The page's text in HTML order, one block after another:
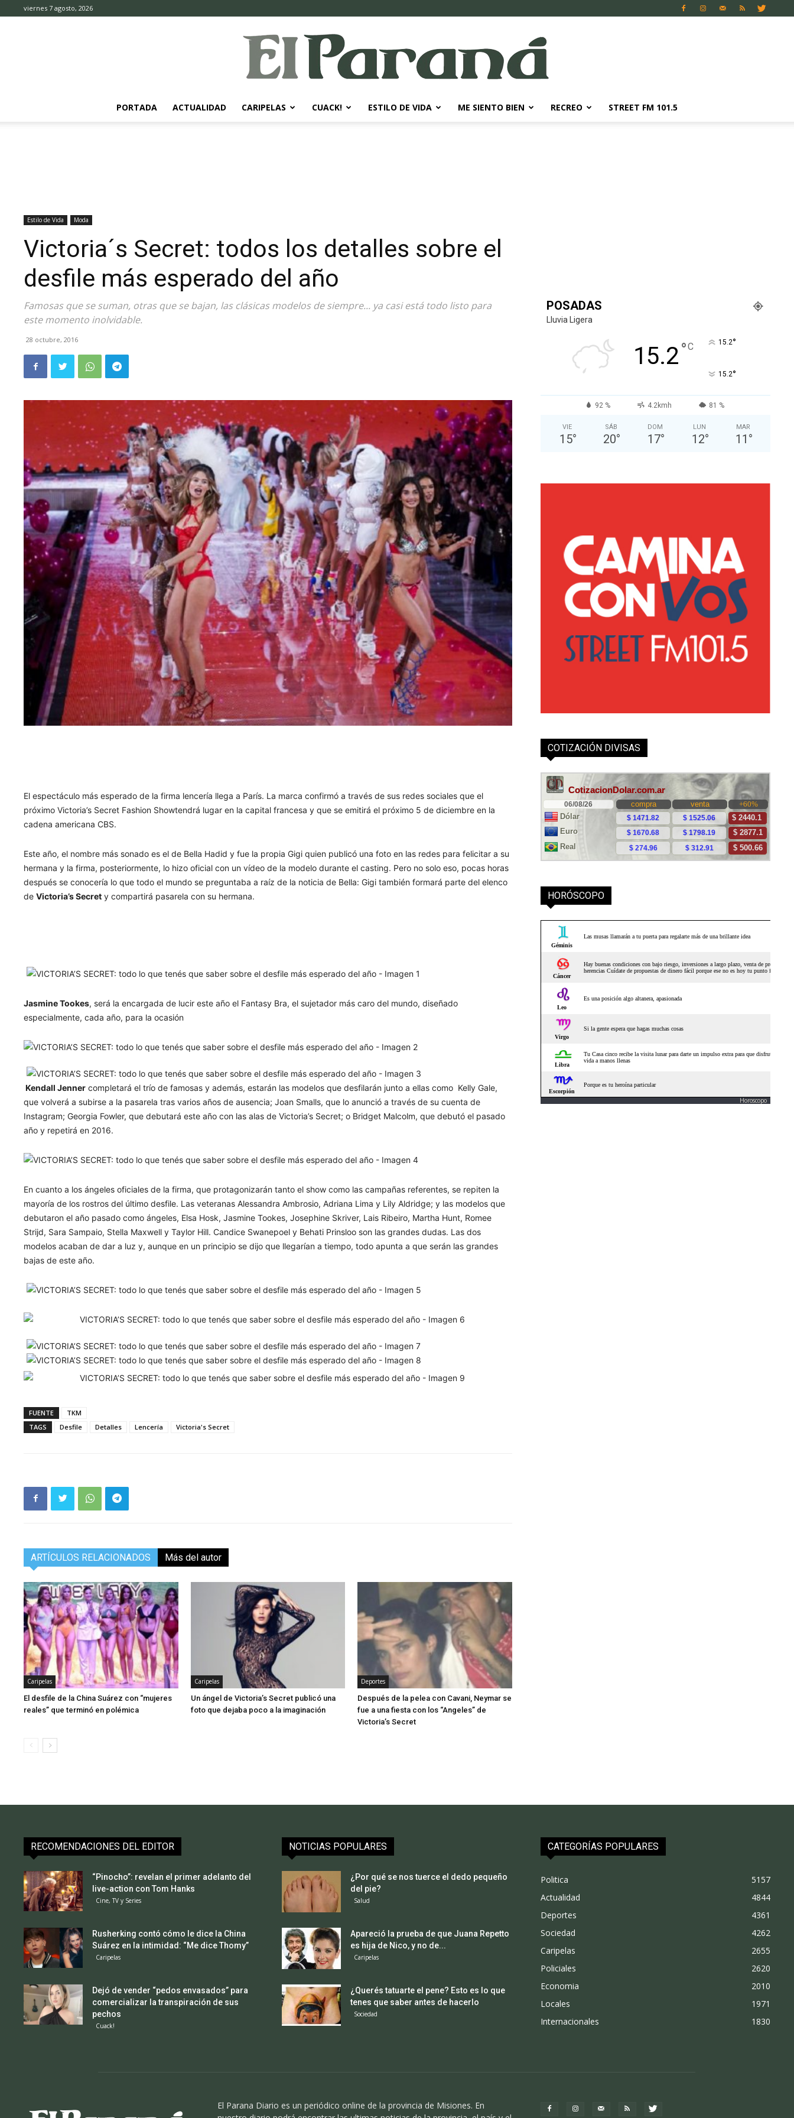
viernes 7 agosto, 2026
PORTADA ACTUALIDAD CARIPELAS CUACK! ESTILO DE VIDA ME SIENTO BIEN RECREO STREET FM 101.5
Estilo de Vida Moda
Victoria´s Secret: todos los detalles sobre el
desfile más esperado del año
Famosas que se suman, otras que se bajan, las clásicas modelos de siempre... ya casi está todo listo para
este momento inolvidable.
28 octubre, 2016
El espectáculo más esperado de la firma lencería llega a París. La marca confirmó a través de sus redes sociales que el
próximo Victoria’s Secret Fashion Showtendrá lugar en la capital francesa y que se emitirá el próximo 5 de diciembre en la
cadena americana CBS.
Este año, el nombre más sonado es el de Bella Hadid y fue la propia Gigi quien publicó una foto en las redes para felicitar a su
hermana y la firma, posteriormente, lo hizo oficial con un vídeo de la modelo durante el casting. Pero no solo eso, pocas horas
después se conocería lo que todo el mundo se preguntaba a raíz de la noticia de Bella: Gigi también formará parte del elenco
deVictoria’s Secret y compartirá pasarela con su hermana.
Jasmine Tookes, será la encargada de lucir este año el Fantasy Bra, el sujetador más caro del mundo, diseñado
especialmente, cada año, para la ocasión
Kendall Jenner completará el trío de famosas y además, estarán las modelos que desfilarán junto a ellas como Kelly Gale,
que volverá a subirse a la pasarela tras varios años de ausencia; Joan Smalls, que lo anunció a través de su cuenta de
Instagram; Georgia Fowler, que debutará este año con las alas de Victoria’s Secret; o Bridget Malcolm, que debutó el pasado
año y repetirá en 2016.
En cuanto a los ángeles oficiales de la firma, que protagonizarán tanto el show como las campañas referentes, se repiten la
mayoría de los rostros del último desfile. Las veteranas Alessandra Ambrosio, Adriana Lima y Lily Aldridge; y las modelos que
debutaron el año pasado como ángeles, Elsa Hosk, Jasmine Tookes, Josephine Skriver, Lais Ribeiro, Martha Hunt, Romee
Strijd, Sara Sampaio, Stella Maxwell y Taylor Hill. Candice Swanepoel y Behati Prinsloo son las grandes dudas. Las dos
modelos acaban de dar a luz y, aunque en un principio se dijo que llegarían a tiempo, todo apunta a que serán las grandes
bajas de este año.
FUENTE
TKM
TAGS
Desfile Detalles Lencería Victoria's Secret
ARTÍCULOS RELACIONADOS Más del autor
Caripelas
El desfile de la China Suárez con “mujeres
reales” que terminó en polémica
Caripelas
Un ángel de Victoria’s Secret publicó una
foto que dejaba poco a la imaginación
Deportes
Después de la pelea con Cavani, Neymar se
fue a una fiesta con los “Angeles” de
Victoria’s Secret
POSADAS
Lluvia Ligera
15.2°C 15.2°
15.2°
92 % 4.2kmh 81 %
VIE
15°
SÁB
20°
DOM
17°
LUN
12°
MAR
11 °
COTIZACIÓN DIVISAS
HORÓSCOPO
Horoscopo
RECOMENDACIONES DEL EDITOR
“Pinocho”: revelan el primer adelanto del
live-action con Tom Hanks
Cine, TV y Series
Rusherking contó cómo le dice la China
Suárez en la intimidad: “Me dice Thomy”
Caripelas
Dejó de vender “pedos envasados” para
comercializar la transpiración de sus
pechos
Cuack!
NOTICIAS POPULARES
¿Por qué se nos tuerce el dedo pequeño
del pie?
Salud
Apareció la prueba de que Juana Repetto
es hija de Nico, y no de...
Caripelas
¿Querés tatuarte el pene? Esto es lo que
tenes que saber antes de hacerlo
Sociedad
CATEGORÍAS POPULARES
Politica
5157
Actualidad
4844
Deportes
4361
Sociedad
4262
Caripelas
2655
Policiales
2620
Economia
2010
Locales
1971
Internacionales
1830
El Parana Diario es un periódico online de la provincia de Misiones. En